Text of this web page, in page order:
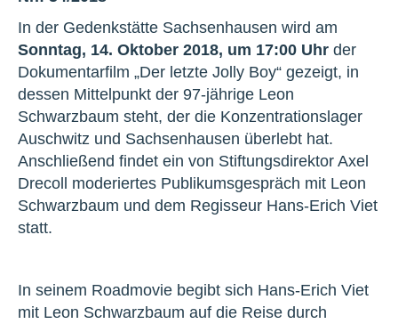
In der Gedenkstätte Sachsenhausen wird am
Sonntag, 14. Oktober 2018, um 17:00 Uhr der
Dokumentarfilm „Der letzte Jolly Boy“ gezeigt, in
dessen Mittelpunkt der 97-jährige Leon
Schwarzbaum steht, der die Konzentrationslager
Auschwitz und Sachsenhausen überlebt hat.
Anschließend findet ein von Stiftungsdirektor Axel
Drecoll moderiertes Publikumsgespräch mit Leon
Schwarzbaum und dem Regisseur Hans-Erich Viet
statt.
In seinem Roadmovie begibt sich Hans-Erich Viet
mit Leon Schwarzbaum auf die Reise durch